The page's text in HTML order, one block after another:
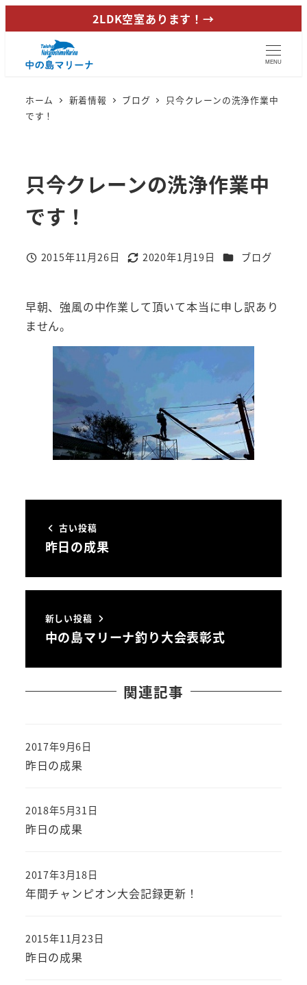
イ
2LDK空室あります！→
MENU
ホーム 新着情報 ブログ
只今クレーンの洗浄作業中
です！
只今クレーンの洗浄作業中
です！
投稿日
2015年11月26日
更新日
2020年1月19日 カテゴリー
ブログ
早朝、強風の中作業して頂いて本当に申し訳あり
ません。
古い投稿
昨日の成果
新しい投稿
中の島マリーナ釣り大会表彰式
関連記事
昨日の成果
投稿日
2017年9月6日
昨日の成果
投稿日
2018年5月31日
年間チャンピオン大会記録更新！
投稿日
2017年3月18日
昨日の成果
投稿日
2015年11月23日